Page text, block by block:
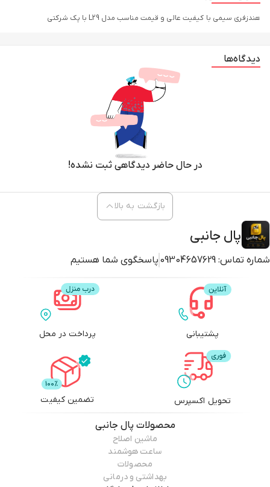
هندزفری سیمی با کیفیت عالی و قیمت مناسب مدل L29 با پک شرکتی
دیدگاه‌ها
در حال حاضر دیدگاهی ثبت نشده!
پال جانبی
شماره تماس: 09304657629 پاسخگوی شما هستیم
بازگشت به بالا
پشتیبانی پرداخت در محل
تحویل اکسپرس تضمین کیفیت
محصولات پال جانبی
ماشین اصلاح
ساعت هوشمند
محصولات
بهداشتی و درمانی